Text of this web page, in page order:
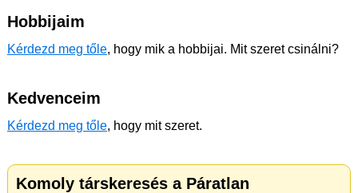
Hobbijaim
Kérdezd meg tőle, hogy mik a hobbijai. Mit szeret csinálni?
Kedvenceim
Kérdezd meg tőle, hogy mit szeret.
Komoly társkeresés a Páratlan